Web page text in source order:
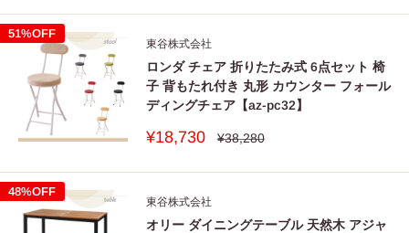
価
格
51%OFF
東谷株式会社
ロンダ チェア 折りたたみ式 6点セット 椅
子 背もたれ付き 丸形 カウンター フォール
ディングチェア【az-pc32】
販
価
¥18,730
通
格
¥38,280
48%OFF
東谷株式会社
オリー ダイニングテーブル 天然木 アジャ